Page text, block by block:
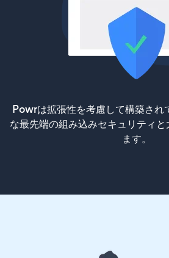
Powrは拡張性を考慮して構築され
な最先端の組み込みセキュリティ
ます。